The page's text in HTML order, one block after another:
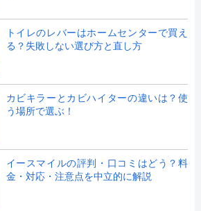
トイレのレバーはホームセンターで買え
る？失敗しない選び方と直し方
カビキラーとカビハイターの違いは？使
う場所で選ぶ！
イースマイルの評判・口コミはどう？料
金・対応・注意点を中立的に解説